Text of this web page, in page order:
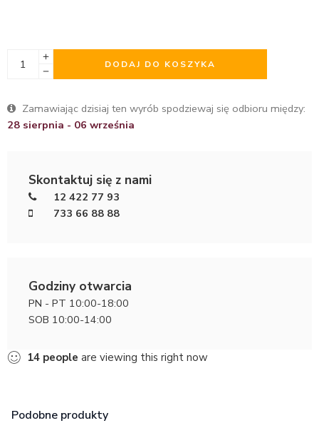
DODAJ DO KOSZYKA
Zamawiając dzisiaj ten wyrób spodziewaj się odbioru między:
28 sierpnia - 06 września
Skontaktuj się z nami
12 422 77 93
733 66 88 88
Godziny otwarcia
PN - PT 10:00-18:00
SOB 10:00-14:00
14 people are viewing this right now
Podobne produkty